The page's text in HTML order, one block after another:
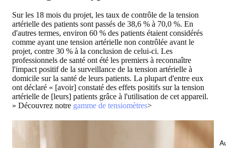
Sur les 18 mois du projet, les taux de contrôle de la tension
artérielle des patients sont passés de 38,6 % à 70,0 %. En
d'autres termes, environ 60 % des patients étaient considérés
comme ayant une tension artérielle non contrôlée avant le
projet, contre 30 % à la conclusion de celui-ci. Les
professionnels de santé ont été les premiers à reconnaître
l'impact positif de la surveillance de la tension artérielle à
domicile sur la santé de leurs patients. La plupart d'entre eux
ont déclaré « [avoir] constaté des effets positifs sur la tension
artérielle de [leurs] patients grâce à l'utilisation de cet appareil.
» Découvrez notre gamme de tensiomètres>